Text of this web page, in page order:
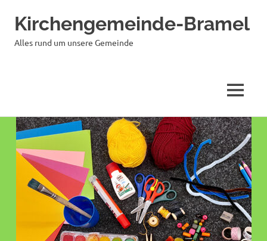
Zum
Inhalt
springen
Kirchengemeinde-Bramel
Alles rund um unsere Gemeinde
MENÜ